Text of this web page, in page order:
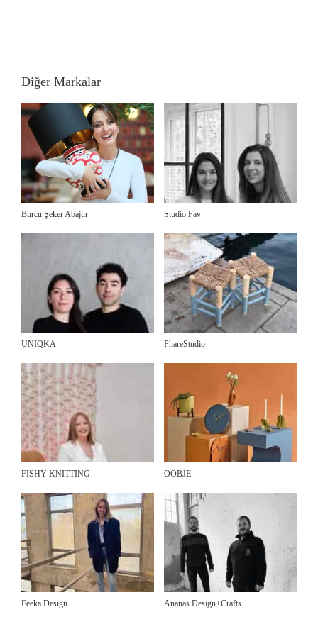
Diğer Markalar
Burcu Şeker Abajur Studio Fav
UNIQKA PhareStudio
FISHY KNITTING OOBJE
Feeka Design Ananas Design+Crafts